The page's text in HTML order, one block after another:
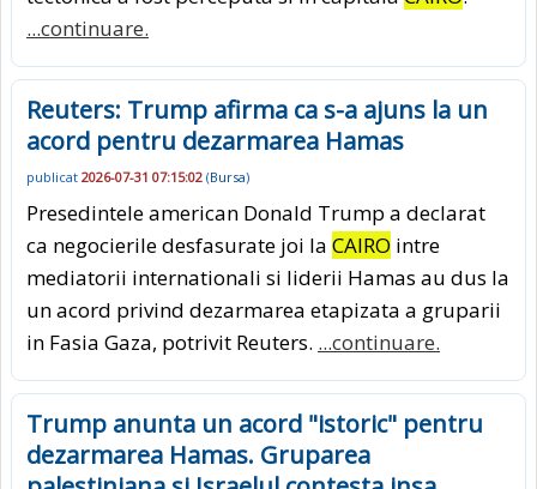
...continuare.
Reuters: Trump afirma ca s-a ajuns la un
acord pentru dezarmarea Hamas
publicat 2026-07-31 07:15:02 (Bursa)
Presedintele american Donald Trump a declarat
ca negocierile desfasurate joi la CAIRO intre
mediatorii internationali si liderii Hamas au dus la
un acord privind dezarmarea etapizata a gruparii
in Fasia Gaza, potrivit Reuters. ...continuare.
Trump anunta un acord "istoric" pentru
dezarmarea Hamas. Gruparea